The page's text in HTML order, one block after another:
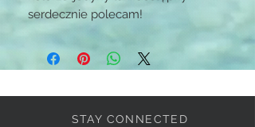
serdecznie polecam!
STAY CONNECTED